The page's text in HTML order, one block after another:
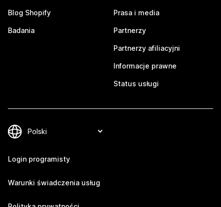
Blog Shopify
Badania
Prasa i media
Partnerzy
Partnerzy afiliacyjni
Informacje prawne
Status usługi
Login programisty
Warunki świadczenia usług